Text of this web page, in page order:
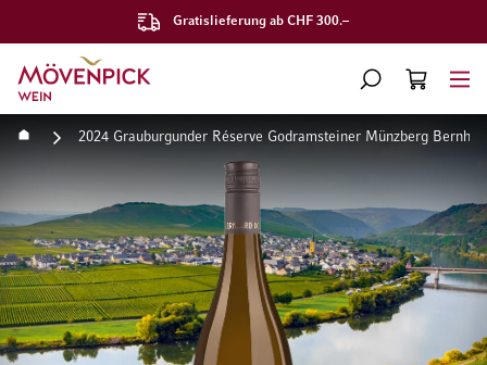
Gratislieferung ab CHF 300.–
Zur Startseite
SUCHE
WARENKORB
Startseite 2024 Grauburgunder Réserve Godramsteiner Münzberg
Zum Ende der Bildgalerie springen